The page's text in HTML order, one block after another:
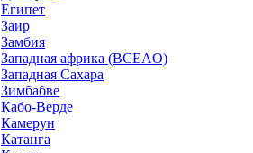
Египет
Заир
Замбия
Западная африка (BCEAO)
Западная Сахара
Зимбабве
Кабо-Верде
Камерун
Катанга